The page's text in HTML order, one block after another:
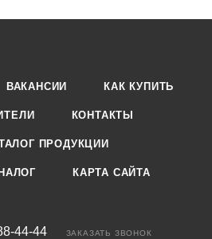
ВАКАНСИИ КАК КУПИТЬ
КОНТАКТЫ
ПРОДУКЦИИ
КАРТА САЙТА
44-44 ЗАКАЗАТЬ ЗВОНОК